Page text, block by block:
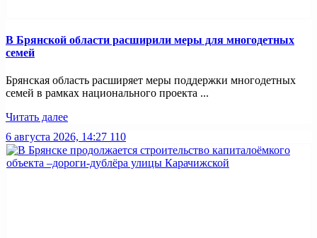
В Брянской области расширили меры для многодетных
семей
Брянская область расширяет меры поддержки многодетных
семей в рамках национального проекта ...
Читать далее
6 августа 2026, 14:27 110